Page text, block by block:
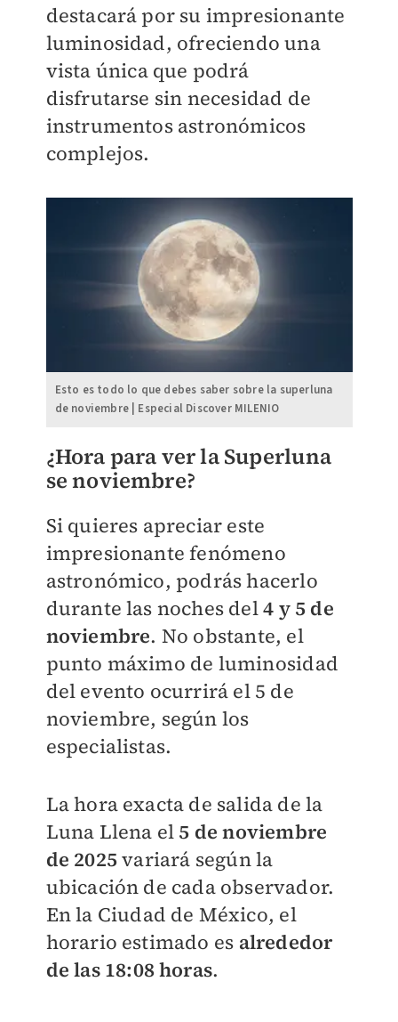
destacará por su impresionante
luminosidad, ofreciendo una
vista única que podrá
disfrutarse sin necesidad de
instrumentos astronómicos
complejos.
Esto es todo lo que debes saber sobre la superluna
de noviembre | Especial Discover MILENIO
¿Hora para ver la Superluna
se noviembre?
Si quieres apreciar este
impresionante fenómeno
astronómico, podrás hacerlo
durante las noches del4 y 5 de
noviembre. No obstante, el
punto máximo de luminosidad
del evento ocurrirá el 5 de
noviembre, según los
especialistas.
La hora exacta de salida de la
Luna Llena el 5 de noviembre
de 2025variará según la
ubicación de cada observador.
En la Ciudad de México, el
horario estimado es alrededor
de las 18:08 horas.